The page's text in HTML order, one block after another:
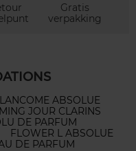
Gratis
verpakking
LANCOME ABSOLUE
JOUR CLARINS
DE PARFUM
FLOWER L ABSOLUE
DE PARFUM